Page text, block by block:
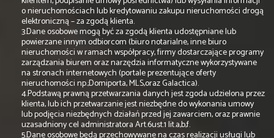
o nieruchomościach lub kredytowaniu zakupu nieruchomości drogą
elektroniczną – za zgodą klienta.
3.Dane osobowe mogą być za zgodą klienta udostępniane lub
powierzane innym odbiorcom (biuro notarialne, inne biuro
nieruchomości w ramach współpracy, firmy dostarczające programy
zarządzania biurem oraz narzędzia informatyczne wykorzystywane
na stronach internetowych (portale prezentujące oferty
nieruchomości np.;Domiporta, MLS,oraz Galactica).
4.Podstawą prawną przetwarzania danych jest zgoda udzielona przez
klienta, lub ich przetwarzanie jest niezbędne do wykonania umowy
lub podjęcia niezbędnych działań przed jej zawarciem, oraz prawnie
uzasadniony cel administratora Art.6ust.1 lit.a,b,f.